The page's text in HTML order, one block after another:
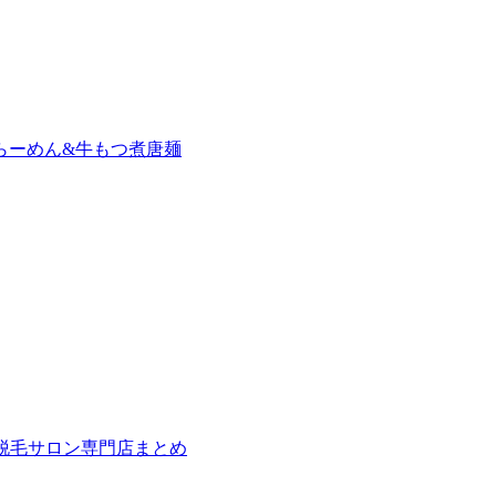
ーめん&牛もつ煮唐麺
毛サロン専門店まとめ